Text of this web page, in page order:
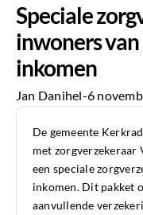
Speciale
inwoners
inkomen
Jan Danihel-6
De gemeente
met zorgverzekeraar
een speciale
inkomen. Dit pakket
aanvullende